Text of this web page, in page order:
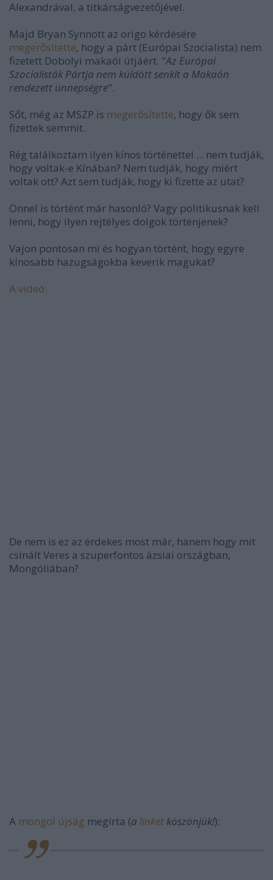
Alexandrával, a titkárságvezetőjével.
Majd Bryan Synnott az origo kérdésére
megerősítette, hogy a párt (Európai Szocialista) nem
fizetett Dobolyi makaói útjáért. "Az Európai
Szocialisták Pártja nem küldött senkit a Makaón
rendezett ünnepségre".
Sőt, még az MSZP is megerősítette, hogy ők sem
fizettek semmit.
Rég találkoztam ilyen kínos történettel ... nem tudják,
hogy voltak-e Kínában? Nem tudják, hogy miért
voltak ott? Azt sem tudják, hogy ki fizette az utat?
Önnel is történt már hasonló? Vagy politikusnak kell
lenni, hogy ilyen rejtélyes dolgok történjenek?
Vajon pontosan mi és hogyan történt, hogy egyre
kínosabb hazugságokba keverik magukat?
A videó:
De nem is ez az érdekes most már, hanem hogy mit
csinált Veres a szuperfontos ázsiai országban,
Mongóliában?
A mongol újság megírta (a linket köszönjük!):